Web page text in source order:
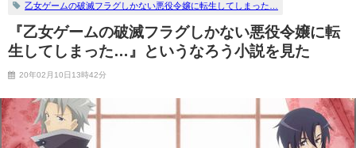
乙女ゲームの破滅フラグしかない悪役令嬢に転生してしまった…
『乙女ゲームの破滅フラグしかない悪役令嬢に転
生してしまった…』というなろう小説を見た
20年02月10日13時42分